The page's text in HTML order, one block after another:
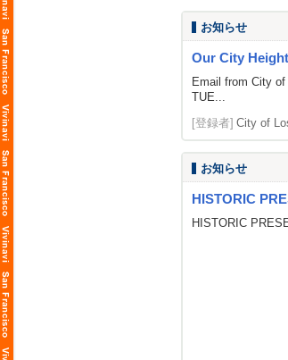
お知らせ
Our City
Email from City
TUE...
[登録者] City of
お知らせ
HISTORIC
HISTORIC